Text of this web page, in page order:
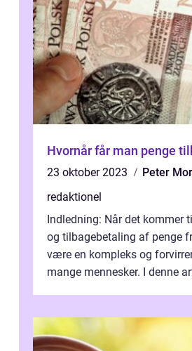
Hvornår får man penge
23 oktober 2023
Peter
redaktionel
Indledning: Når det kommer
og tilbagebetaling af penge
være en kompleks og
mange mennesker. I denne